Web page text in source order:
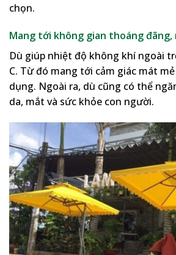
chọn.
Mang tới không gian thoáng đãng,
Dù giúp nhiệt độ không khí ngoài
C. Từ đó mang tới cảm giác mát
dụng. Ngoài ra, dù cũng có thể
da, mắt và sức khỏe con người.